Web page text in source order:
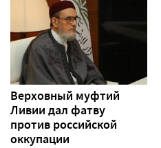
Верховный муфтий
Ливии дал фатву
против российской
оккупации